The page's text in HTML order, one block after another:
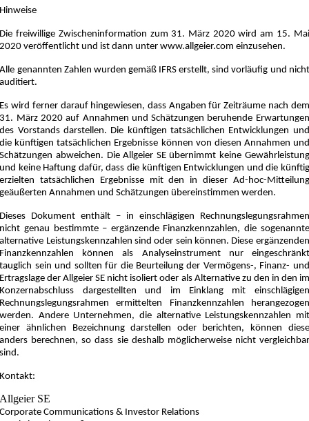
Hinweise
Die freiwillige Zwischeninformation zum 31. März 2020 wird am 15. Mai
2020 veröffentlicht und ist dann unter www.allgeier.com einzusehen.
Alle genannten Zahlen wurden gemäß IFRS erstellt, sind vorläufig und nicht
auditiert.
Es wird ferner darauf hingewiesen, dass Angaben für Zeiträume nach dem
31. März 2020 auf Annahmen und Schätzungen beruhende Erwartungen
des Vorstands darstellen. Die künftigen tatsächlichen Entwicklungen und
die künftigen tatsächlichen Ergebnisse können von diesen Annahmen und
Schätzungen abweichen. Die Allgeier SE übernimmt keine Gewährleistung
und keine Haftung dafür, dass die künftigen Entwicklungen und die künftig
erzielten tatsächlichen Ergebnisse mit den in dieser Ad-hoc-Mitteilung
geäußerten Annahmen und Schätzungen übereinstimmen werden.
Dieses Dokument enthält – in einschlägigen Rechnungslegungsrahmen
nicht genau bestimmte – ergänzende Finanzkennzahlen, die sogenannte
alternative Leistungskennzahlen sind oder sein können. Diese ergänzenden
Finanzkennzahlen können als Analyseinstrument nur eingeschränkt
tauglich sein und sollten für die Beurteilung der Vermögens-, Finanz- und
Ertragslage der Allgeier SE nicht isoliert oder als Alternative zu den in den im
Konzernabschluss dargestellten und im Einklang mit einschlägigen
Rechnungslegungsrahmen ermittelten Finanzkennzahlen herangezogen
werden. Andere Unternehmen, die alternative Leistungskennzahlen mit
einer ähnlichen Bezeichnung darstellen oder berichten, können diese
anders berechnen, so dass sie deshalb möglicherweise nicht vergleichbar
sind.
Kontakt:
Allgeier SE
Corporate Communications & Investor Relations